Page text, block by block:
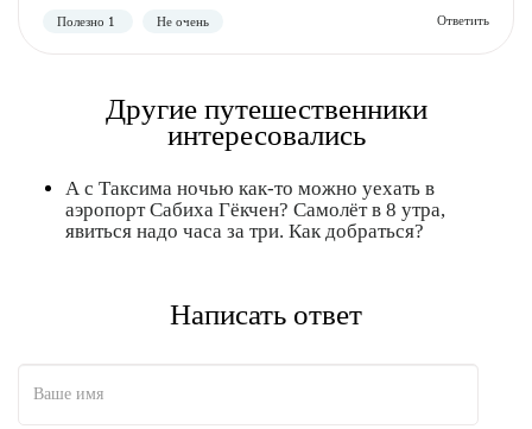
Другие путешественники
интересовались
А с Таксима ночью как-то можно уехать в
аэропорт Сабиха Гёкчен? Самолёт в 8 утра,
явиться надо часа за три. Как добраться?
Написать ответ